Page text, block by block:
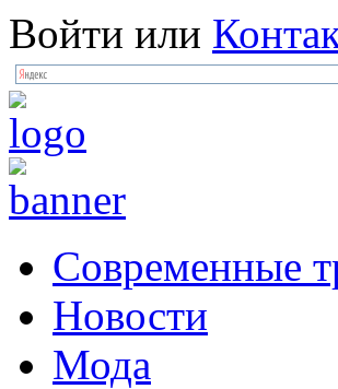
Войти или
Современные
Новости
Мода